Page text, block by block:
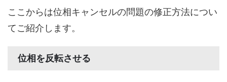
ここからは位相キャンセルの問題の修正方法につい
てご紹介します。
位相を反転させる